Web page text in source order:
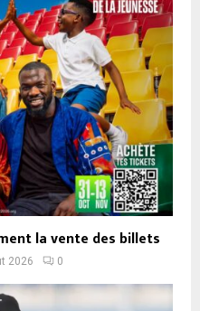
la vente des billets
2026 0